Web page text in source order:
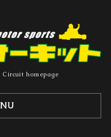
Circuit homepage